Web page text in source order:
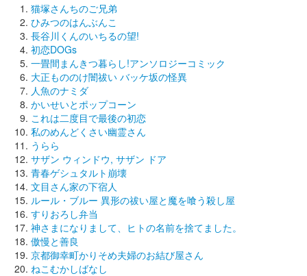
猫塚さんちのご兄弟
ひみつのはんぶんこ
長谷川くんのいちるの望!
初恋DOGs
一畳間まんきつ暮らし!アンソロジーコミック
大正もののけ闇祓い バッケ坂の怪異
人魚のナミダ
かいせいとポップコーン
これは二度目で最後の初恋
私のめんどくさい幽霊さん
うらら
サザン ウィンドウ, サザン ドア
青春ゲシュタルト崩壊
文目さん家の下宿人
ルール・ブルー 異形の祓い屋と魔を喰う殺し屋
すりおろし弁当
神さまになりまして、ヒトの名前を捨てました。
傲慢と善良
京都御幸町かりそめ夫婦のお結び屋さん
ねこむかしばなし